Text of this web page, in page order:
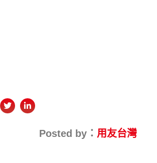
Posted by： 用友台灣